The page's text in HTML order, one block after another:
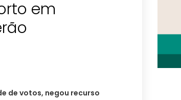
em
de votos, negou recurso